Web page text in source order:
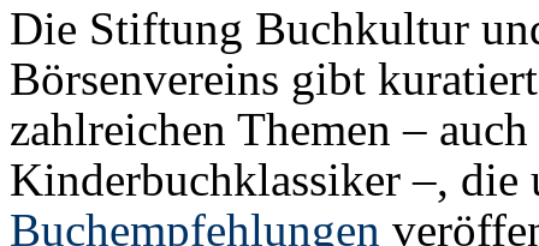
Die Stiftung Buchkultur
Börsenvereins gibt
zahlreichen Themen –
Kinderbuchklassiker –, die
Buchempfehlungen